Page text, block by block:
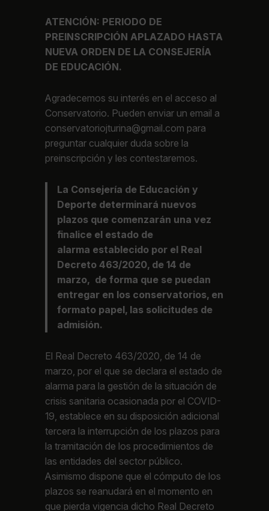
ATENCIÓN: PERIODO DE
PREINSCRIPCIÓN APLAZADO HASTA
NUEVA ORDEN DE LA CONSEJERÍA
DE EDUCACIÓN.
Agradecemos su interés en el acceso al
Conservatorio. Pueden enviar un email a
conservatoriojturina@gmail.com para
preguntar cualquier duda sobre la
preinscripción y les contestaremos.
La Consejería de Educación y
Deporte determinará nuevos
plazos que comenzarán una vez
finalice el estado de
alarma establecido por el Real
Decreto 463/2020, de 14 de
marzo, de forma que se puedan
entregar en los conservatorios, en
formato papel, las solicitudes de
admisión.
El Real Decreto 463/2020, de 14 de
marzo, por el que se declara el estado de
alarma para la gestión de la situación de
crisis sanitaria ocasionada por el COVID-
19, establece en su disposición adicional
tercera la interrupción de los plazos para
la tramitación de los procedimientos de
las entidades del sector público.
Asimismo dispone que el cómputo de los
plazos se reanudará en el momento en
que pierda vigencia dicho Real Decreto